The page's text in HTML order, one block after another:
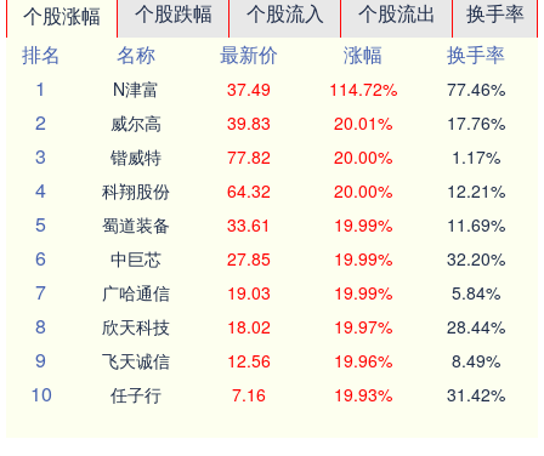
个股涨幅 个股跌幅 个股流入 个股流出
换手率
排名
名称 最新价 涨幅
换手率
1
N津富 37.49 114.72% 77.46%
2 威尔高 39.83 20.01% 17.76%
3 锴威特 77.82 20.00% 1.17%
4 科翔股份 64.32 20.00% 12.21%
5 蜀道装备 33.61 19.99% 11.69%
6 中巨芯 27.85 19.99% 32.20%
7 广哈通信 19.03 19.99% 5.84%
8 欣天科技 18.02 19.97% 28.44%
9 飞天诚信 12.56 19.96% 8.49%
10 任子行 7.16 19.93% 31.42%